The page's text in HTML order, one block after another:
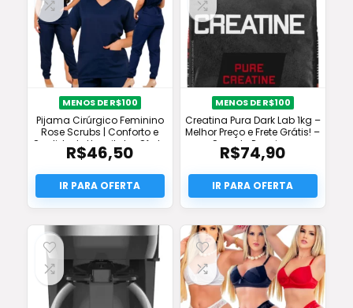
MENOS DE R$100
Pijama Cirúrgico Feminino
Rose Scrubs | Conforto e
Qualidade Hospitalar Oferta
R$46,50
MENOS DE R$100
Creatina Pura Dark Lab 1kg –
Melhor Preço e Frete Grátis! –
Suporte Premium
R$74,90